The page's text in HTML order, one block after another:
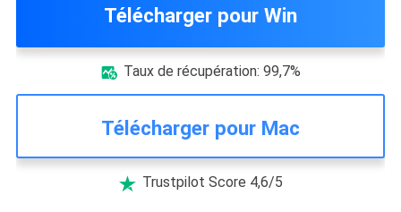
Télécharger pour Win
 Taux de récupération: 99,7%
Télécharger pour Mac
 Trustpilot Score 4,6/5